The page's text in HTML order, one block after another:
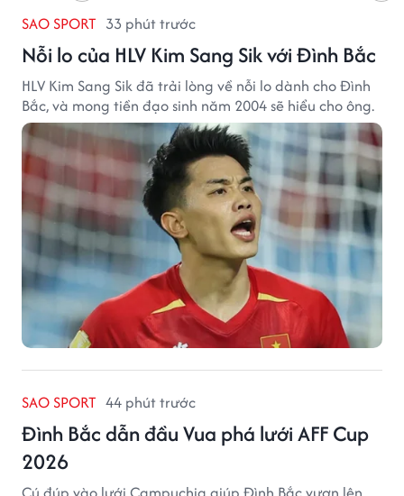
SAO SPORT 33 phút trước
Nỗi lo của HLV Kim Sang Sik với Đình Bắc
HLV Kim Sang Sik đã trải lòng về nỗi lo dành cho Đình
Bắc, và mong tiền đạo sinh năm 2004 sẽ hiểu cho ông.
SAO SPORT 44 phút trước
Đình Bắc dẫn đầu Vua phá lưới AFF Cup
2026